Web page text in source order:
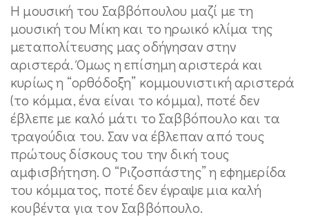
Η μουσική του Σαββόπουλου μαζί με τη
μουσική του Μίκη και το ηρωικό κλίμα της
μεταπολίτευσης μας οδήγησαν στην
αριστερά. Όμως η επίσημη αριστερά και
κυρίως η “ορθόδοξη” κομμουνιστική αριστερά
(το κόμμα, ένα είναι το κόμμα), ποτέ δεν
έβλεπε με καλό μάτι το Σαββόπουλο και τα
τραγούδια του. Σαν να έβλεπαν από τους
πρώτους δίσκους του την δική τους
αμφισβήτηση. Ο “Ριζοσπάστης” η εφημερίδα
του κόμματος, ποτέ δεν έγραψε μια καλή
κουβέντα για τον Σαββόπουλο.